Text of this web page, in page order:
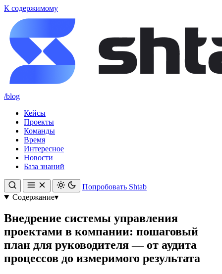
К содержимому
/blog
Кейсы
Проекты
Команды
Время
Интересное
Новости
База знаний
Попробовать Shtab
Содержание▾
Внедрение системы управления
проектами в компании: пошаговый
план для руководителя — от аудита
процессов до измеримого результата